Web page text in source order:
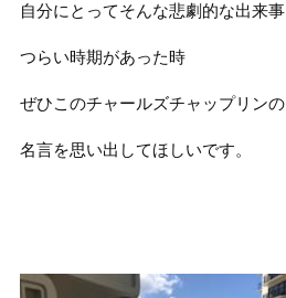
自分にとってそんな悲劇的な出来事
つらい時期があった時
ぜひこのチャールズチャップリンの
名言を思い出してほしいです。